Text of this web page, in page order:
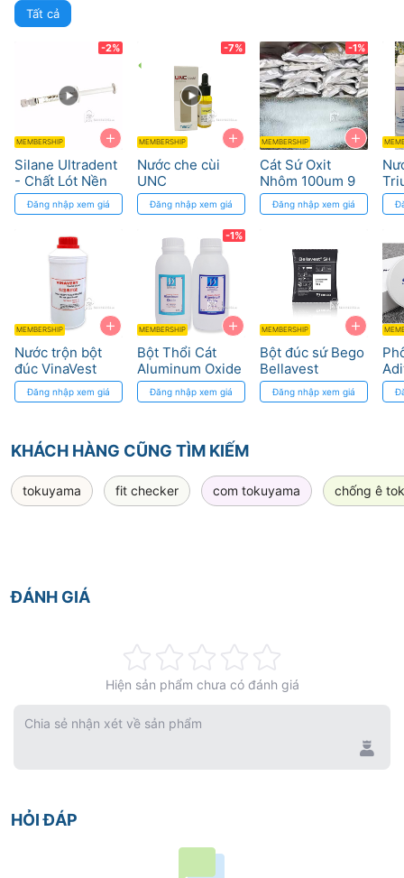
Tất cả
+
-2%
MEMBERSHIP
Silane Ultradent
- Chất Lót Nền
Chuyên Dụng
Cho Sứ
Đăng nhập xem giá
+
MEMBERSHIP
Nước trộn bột
đúc VinaVest
Đăng nhập xem giá
+
-7%
MEMBERSHIP
Nước che cùi
UNC
Đăng nhập xem giá
+
-1%
MEMBERSHIP
Bột Thổi Cát
Aluminum Oxide
Deldent - Hiệu
Suất Cao
Đăng nhập xem giá
+
-1%
MEMBERSHIP
Cát Sứ Oxit
Nhôm 100um 9
Mohs dùng cho
Lab Nha Khoa
Đăng nhập xem giá
+
MEMBERSHIP
Bột đúc sứ Bego
Bellavest
Đăng nhập xem giá
-
KHÁCH HÀNG CŨNG TÌM KIẾM
tokuyama fit checker com tokuyama chống ê
ĐÁNH GIÁ
0%
Hiện sản phẩm chưa có đánh giá
Chia sẻ nhận xét về sản phẩm
HỎI ĐÁP